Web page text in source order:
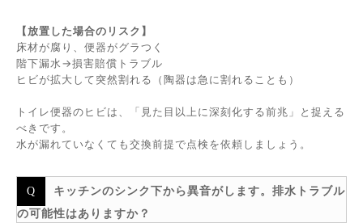
【放置した場合のリスク】
床材が腐り、便器がグラつく
階下漏水→損害賠償トラブル
ヒビが拡大して突然割れる（陶器は急に割れることも）
トイレ便器のヒビは、「見た目以上に深刻化する前兆」と捉える
べきです。
水が漏れていなくても交換前提で点検を依頼しましょう。
キッチンのシンク下から異音がします。排水トラブル
の可能性はありますか？